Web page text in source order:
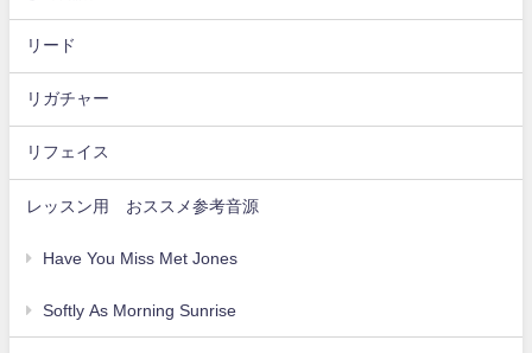
リード
リガチャー
リフェイス
レッスン用 おススメ参考音源
Have You Miss Met Jones
Softly As Morning Sunrise